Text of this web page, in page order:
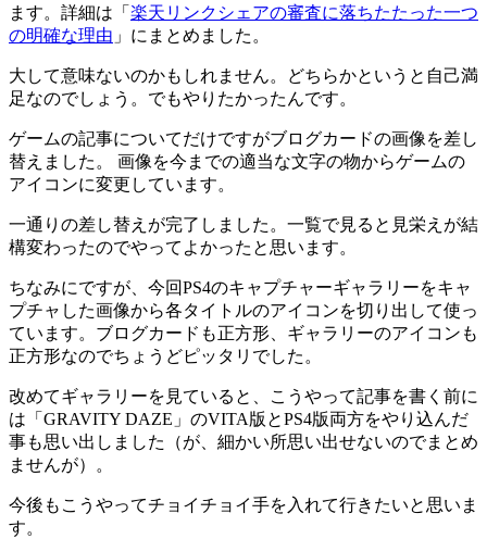
ます。詳細は「 楽天リンクシェアの審査に落ちたたった一つ
の明確な理由 」にまとめました。
大して意味ないのかもしれません。どちらかというと自己満
足なのでしょう。でもやりたかったんです。
ゲームの記事についてだけですがブログカードの画像を差し
替えました。 画像を今までの適当な文字の物からゲームの
アイコンに変更しています。
一通りの差し替えが完了しました。一覧で見ると見栄えが結
構変わったのでやってよかったと思います。
ちなみにですが、今回PS4のキャプチャーギャラリーをキャ
プチャした画像から各タイトルのアイコンを切り出して使っ
ています。ブログカードも正方形、ギャラリーのアイコンも
正方形なのでちょうどピッタリでした。
改めてギャラリーを見ていると、こうやって記事を書く前に
は「GRAVITY DAZE」のVITA版とPS4版両方をやり込んだ
事も思い出しました（が、細かい所思い出せないのでまとめ
ませんが）。
今後もこうやってチョイチョイ手を入れて行きたいと思いま
す。